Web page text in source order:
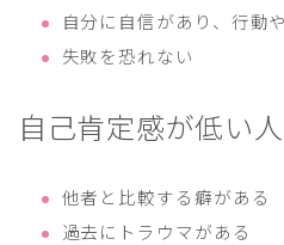
自分に自信があり、行動
失敗を恐れない
自己肯定感が低い
他者と比較する癖がある
過去にトラウマがある